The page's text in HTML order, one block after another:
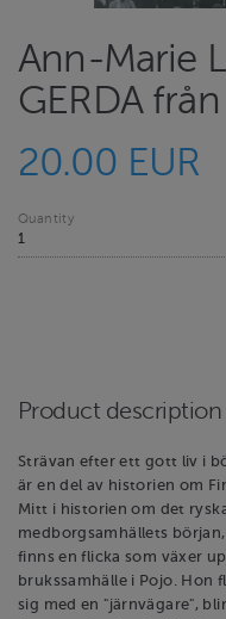
Ann-Marie
GERDA
20.00 EUR
Quantity
Product description
Strävan efter ett gott liv i
är en del av historien om
Mitt i historien om det
medborgsamhällets
finns en flicka som växer
brukssamhälle i Pojo. Hon
sig med en "järnvägare",